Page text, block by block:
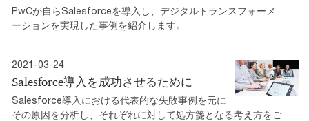
PwCが自らSalesforceを導入し、デジタルトランスフォーメ
ーションを実現した事例を紹介します。
2021-03-24
Salesforce導入を成功させるために
Salesforce導入における代表的な失敗事例を元に
その原因を分析し、それぞれに対して処方箋となる考え方をご